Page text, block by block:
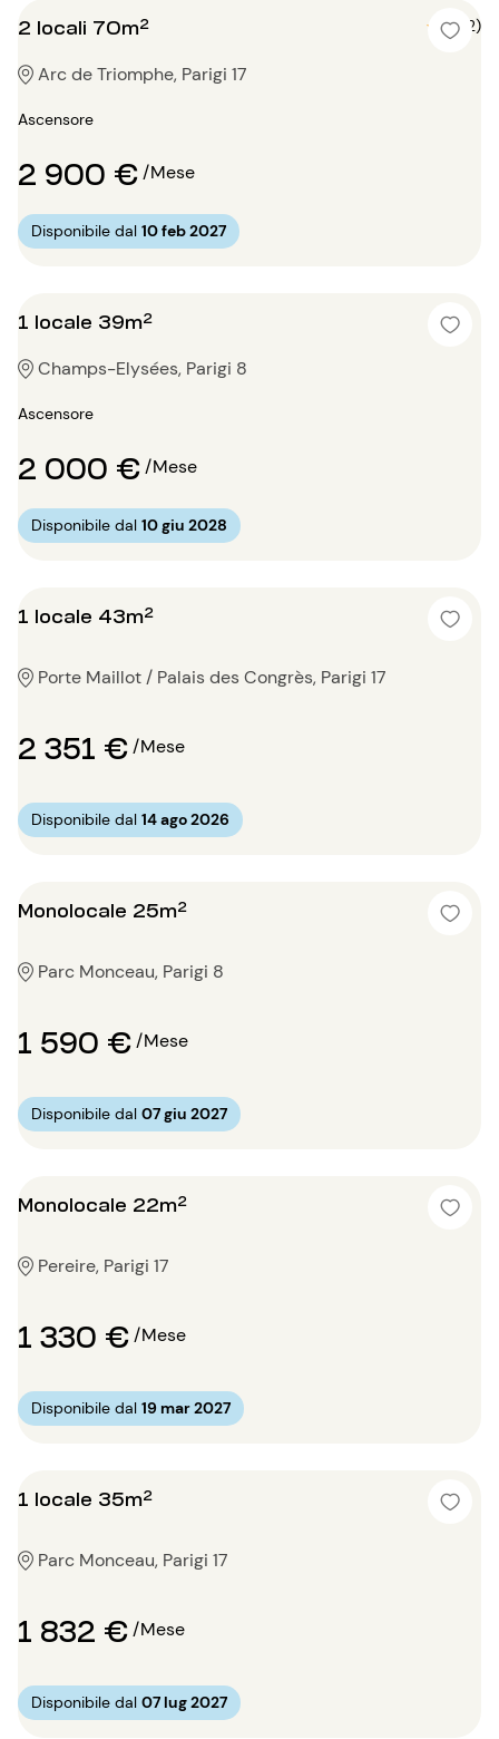
2 locali 70m² 5 (2)
Arc de Triomphe, Parigi 17
Ascensore
2 900 €/Mese
Disponibile dal 10 feb 2027
1 locale 39m²
Champs-Elysées, Parigi 8
Ascensore
2 000 €/Mese
Disponibile dal 10 giu 2028
1 locale 43m²
Porte Maillot / Palais des Congrès, Parigi 17
2 351 €/Mese
Disponibile dal 14 ago 2026
Monolocale 25m²
Parc Monceau, Parigi 8
1 590 €/Mese
Disponibile dal 07 giu 2027
Monolocale 22m²
Pereire, Parigi 17
1 330 €/Mese
Disponibile dal 19 mar 2027
1 locale 35m²
Parc Monceau, Parigi 17
1 832 €/Mese
Disponibile dal 07 lug 2027